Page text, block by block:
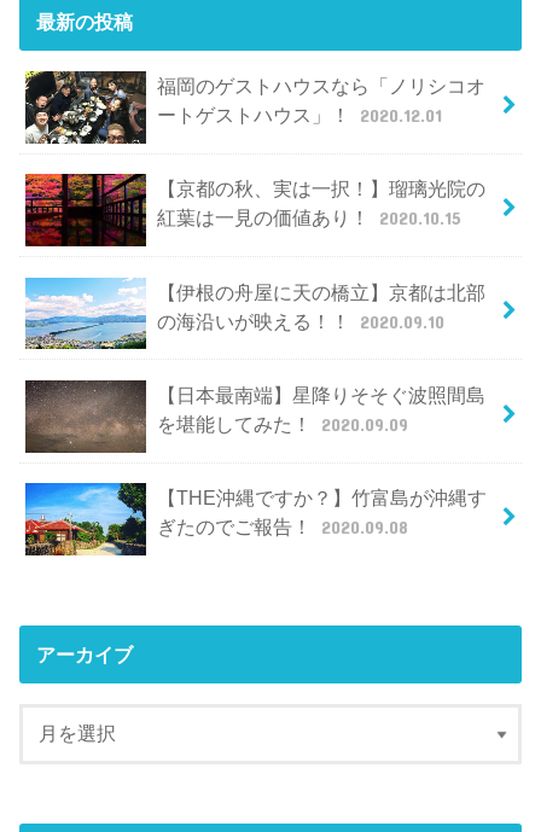
最新の投稿
福岡のゲストハウスなら「ノリシコオ
ートゲストハウス」！
2020.12.01
【京都の秋、実は一択！】瑠璃光院の
紅葉は一見の価値あり！
2020.10.15
【伊根の舟屋に天の橋立】京都は北部
の海沿いが映える！！
2020.09.10
【日本最南端】星降りそそぐ波照間島
を堪能してみた！
2020.09.09
【THE沖縄ですか？】竹富島が沖縄す
ぎたのでご報告！
2020.09.08
アーカイブ